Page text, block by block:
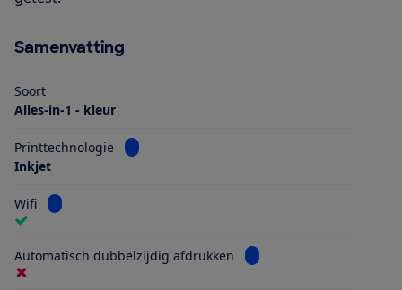
Samenvatting
Soort
Alles-in-1 - kleur
Printtechnologie
Bekijk informatie voor Printtechnologie
Inkjet
Wifi Bekijk informatie voor Wifi
Automatisch dubbelzijdig afdrukken Bekijk informatie voor